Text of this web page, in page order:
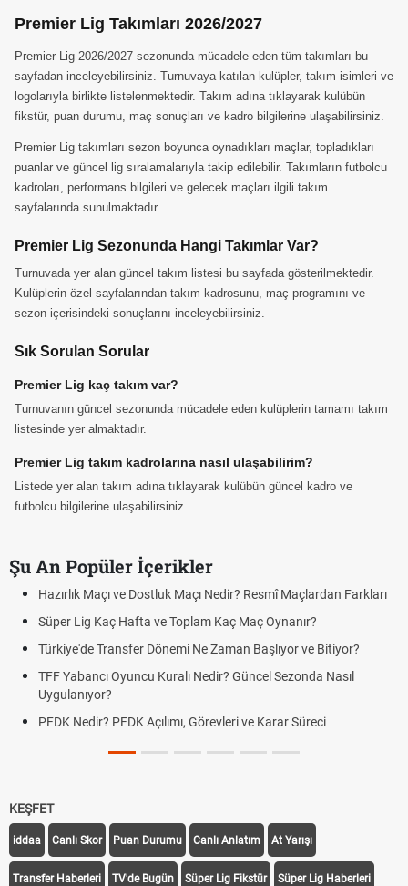
Premier Lig Takımları 2026/2027
Premier Lig 2026/2027 sezonunda mücadele eden tüm takımları bu
sayfadan inceleyebilirsiniz. Turnuvaya katılan kulüpler, takım isimleri ve
logolarıyla birlikte listelenmektedir. Takım adına tıklayarak kulübün
fikstür, puan durumu, maç sonuçları ve kadro bilgilerine ulaşabilirsiniz.
Premier Lig takımları sezon boyunca oynadıkları maçlar, topladıkları
puanlar ve güncel lig sıralamalarıyla takip edilebilir. Takımların futbolcu
kadroları, performans bilgileri ve gelecek maçları ilgili takım
sayfalarında sunulmaktadır.
Premier Lig Sezonunda Hangi Takımlar Var?
Turnuvada yer alan güncel takım listesi bu sayfada gösterilmektedir.
Kulüplerin özel sayfalarından takım kadrosunu, maç programını ve
sezon içerisindeki sonuçlarını inceleyebilirsiniz.
Sık Sorulan Sorular
Premier Lig kaç takım var?
Turnuvanın güncel sezonunda mücadele eden kulüplerin tamamı takım
listesinde yer almaktadır.
Premier Lig takım kadrolarına nasıl ulaşabilirim?
Listede yer alan takım adına tıklayarak kulübün güncel kadro ve
futbolcu bilgilerine ulaşabilirsiniz.
Şu An Popüler İçerikler
Hazırlık Maçı ve Dostluk Maçı Nedir? Resmî Maçlardan Farkları
Süper Lig Kaç Hafta ve Toplam Kaç Maç Oynanır?
Türkiye'de Transfer Dönemi Ne Zaman Başlıyor ve Bitiyor?
TFF Yabancı Oyuncu Kuralı Nedir? Güncel Sezonda Nasıl
Uygulanıyor?
PFDK Nedir? PFDK Açılımı, Görevleri ve Karar Süreci
KEŞFET
iddaa Canlı Skor Puan Durumu Canlı Anlatım At Yarışı
Transfer Haberleri TV'de Bugün Süper Lig Fikstür Süper Lig Haberleri